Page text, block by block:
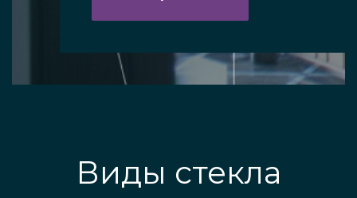
Виды стекла